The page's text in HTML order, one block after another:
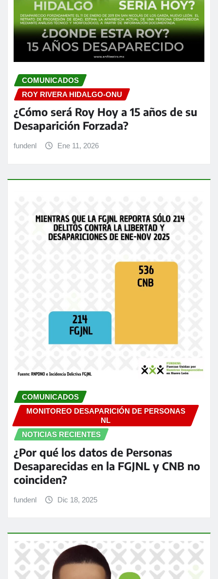
COMUNICADOS
ROY RIVERA HIDALGO-ONU
¿Cómo será Roy Hoy a 15 años de su
Desaparición Forzada?
fundenl Ene 11, 2026
COMUNICADOS
MONITOREO DESAPARICIÓN DE PERSONAS
NL
NOTICIAS RECIENTES
¿Por qué los datos de Personas
Desaparecidas en la FGJNL y CNB no
coinciden?
fundenl Dic 18, 2025